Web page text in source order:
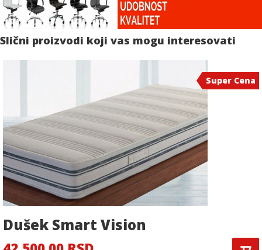
Slični proizvodi koji vas mogu interesovati
Super Cena
Dušek Smart Vision